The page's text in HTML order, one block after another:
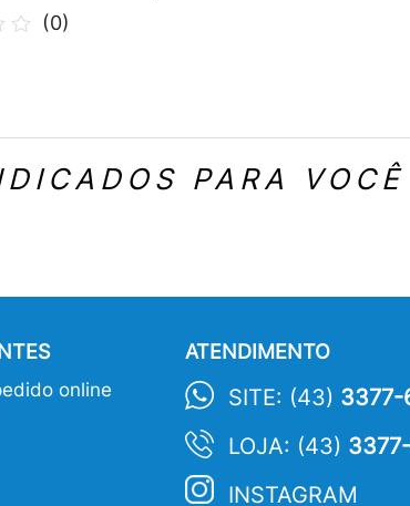
(0)
PARA VOCÊ
online
ATENDIMENTO
SITE: (43) 3377-
LOJA: (43)
INSTAGRAM